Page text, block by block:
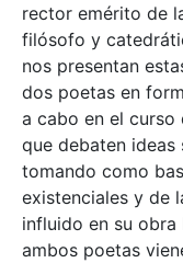
rector emérito de
filósofo y
nos presentan
dos poetas en
a cabo en el curso
que debaten ideas
tomando como
existenciales y de
influido en su
ambos poetas